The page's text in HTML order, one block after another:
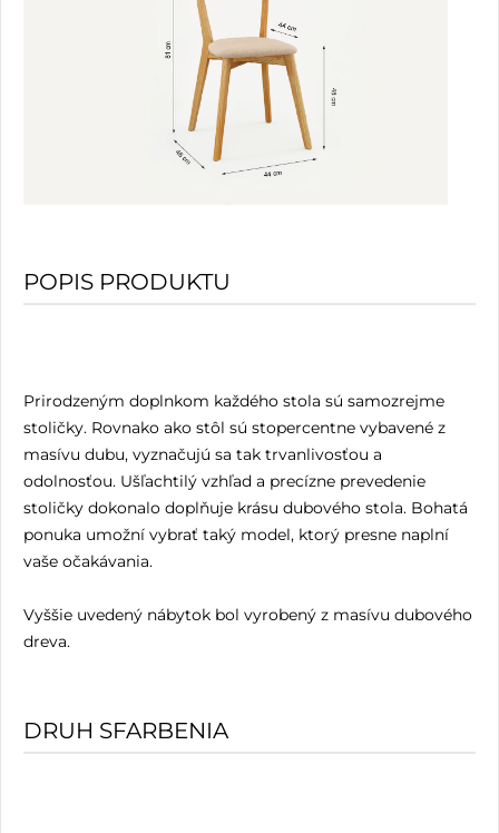
POPIS PRODUKTU
Prirodzeným doplnkom každého stola sú samozrejme
stoličky. Rovnako ako stôl sú stopercentne vybavené z
masívu dubu, vyznačujú sa tak trvanlivosťou a
odolnosťou. Ušľachtilý vzhľad a precízne prevedenie
stoličky dokonalo doplňuje krásu dubového stola. Bohatá
ponuka umožní vybrať taký model, ktorý presne naplní
vaše očakávania.
Vyššie uvedený nábytok bol vyrobený z masívu dubového
dreva.
DRUH SFARBENIA